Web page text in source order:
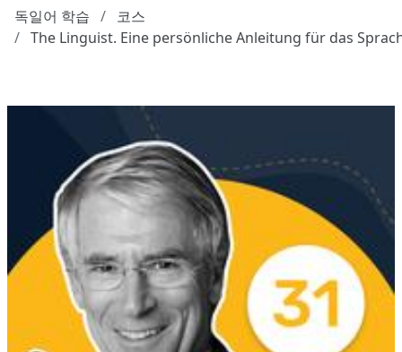
독일어 학습
코스
The Linguist. Eine persönliche Anleitung für das